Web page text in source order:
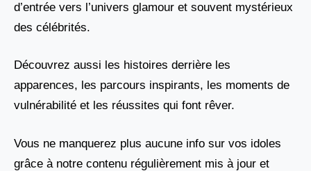
d’entrée vers l’univers glamour et souvent mystérieux
des célébrités.
Découvrez aussi les histoires derrière les
apparences, les parcours inspirants, les moments de
vulnérabilité et les réussites qui font rêver.
Vous ne manquerez plus aucune info sur vos idoles
grâce à notre contenu régulièrement mis à jour et